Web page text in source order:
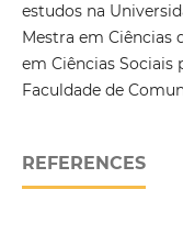
estudos na
Mestra em Ciências
em Ciências Sociais
Faculdade de
REFERENCES